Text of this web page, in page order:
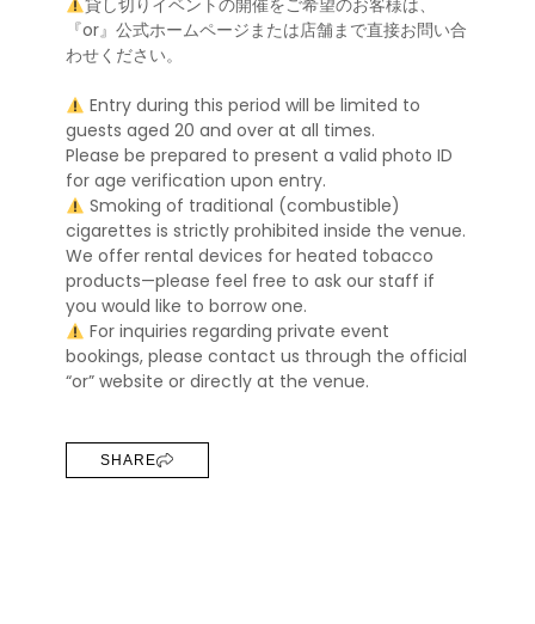
貸し切りイベントの開催をご希望のお客様は、
『or』公式ホームページまたは店舗まで直接お問い合
わせください。
Entry during this period will be limited to
guests aged 20 and over at all times.
Please be prepared to present a valid photo ID
for age verification upon entry.
Smoking of traditional (combustible)
cigarettes is strictly prohibited inside the venue.
We offer rental devices for heated tobacco
products—please feel free to ask our staff if
you would like to borrow one.
For inquiries regarding private event
bookings, please contact us through the official
“or” website or directly at the venue.
SHARE